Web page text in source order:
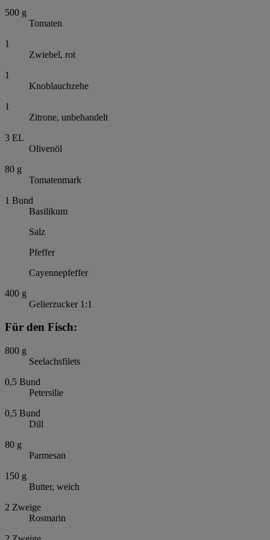
500 g
Tomaten
1
Zwiebel, rot
1
Knoblauchzehe
1
Zitrone, unbehandelt
3 EL
Olivenöl
80 g
Tomatenmark
1 Bund
Basilikum
Salz
Pfeffer
Cayennepfeffer
400 g
Gelierzucker 1:1
Für den Fisch:
800 g
Seelachsfilets
0,5 Bund
Petersilie
0,5 Bund
Dill
80 g
Parmesan
150 g
Butter, weich
2 Zweige
Rosmarin